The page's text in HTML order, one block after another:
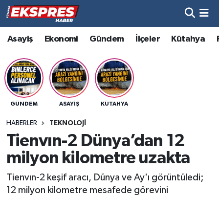
Asayiş Ekonomi Gündem İlçeler Kütahya
GÜNDEM ASAYIŞ KÜTAHYA
HABERLER TEKNOLOJI
Tienvın-2 Dünya’dan 12
milyon kilometre uzakta
Tienvın-2 keşif aracı, Dünya ve Ay'ı görüntüledi;
12 milyon kilometre mesafede görevini
Altıntaş
Asayiş
Aslanapa
Bölge
Çavdarhisar
Domaniç
Hava Durumu
Trafik Durumu
Süper Lig Puan Durumu ve Fikstür
Son Dakika Haberleri
Haber Arşivi